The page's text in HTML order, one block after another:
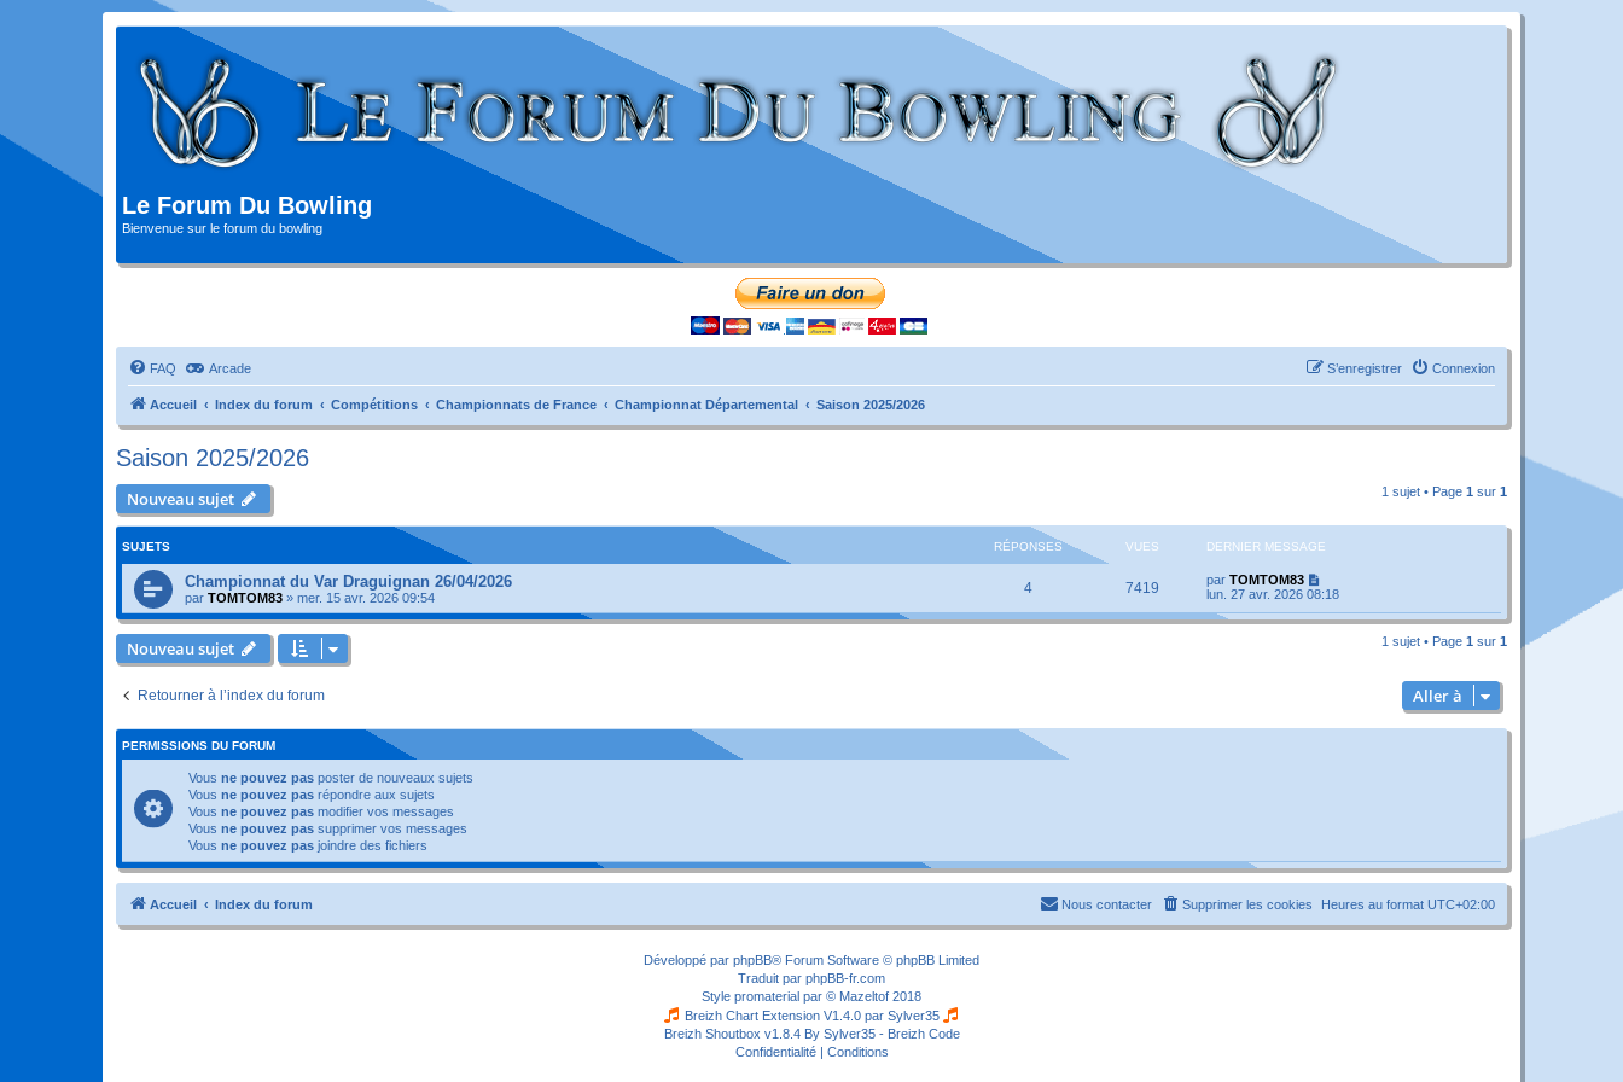
Le Forum Du Bowling
Bienvenue sur le forum du bowling
FAQ Arcade Connexion
S’enregistrer
Accueil Index du forum Compétitions Championnats de France Championnat Départemental Saison 2025/2026
Saison 2025/2026
Nouveau sujet 1 sujet • Page 1 sur 1
SUJETS RÉPONSES VUES DERNIER MESSAGE
Championnat du Var Draguignan 26/04/2026
par TOMTOM83 » mer. 15 avr. 2026 09:54
4 7419 par TOMTOM83
lun. 27 avr. 2026 08:18
Nouveau sujet 1 sujet • Page 1 sur 1
Retourner à l’index du forum Aller à
PERMISSIONS DU FORUM
Vous ne pouvez pas poster de nouveaux sujets
Vous ne pouvez pas répondre aux sujets
Vous ne pouvez pas modifier vos messages
Vous ne pouvez pas supprimer vos messages
Vous ne pouvez pas joindre des fichiers
Accueil Index du forum Heures au format UTC+02:00
Supprimer les cookies
Nous contacter
Développé par phpBB® Forum Software © phpBB Limited
Traduit par phpBB-fr.com
Style promaterial par © Mazeltof 2018
Breizh Chart Extension V1.4.0 par Sylver35
Breizh Shoutbox v1.8.4 By Sylver35 - Breizh Code
Confidentialité| Conditions